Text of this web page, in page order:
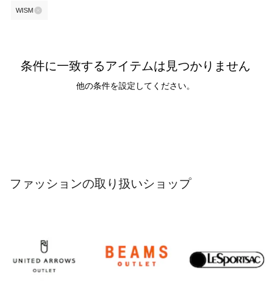
WISM
条件に一致するアイテムは見つかりません
他の条件を設定してください。
ファッションの取り扱いショップ